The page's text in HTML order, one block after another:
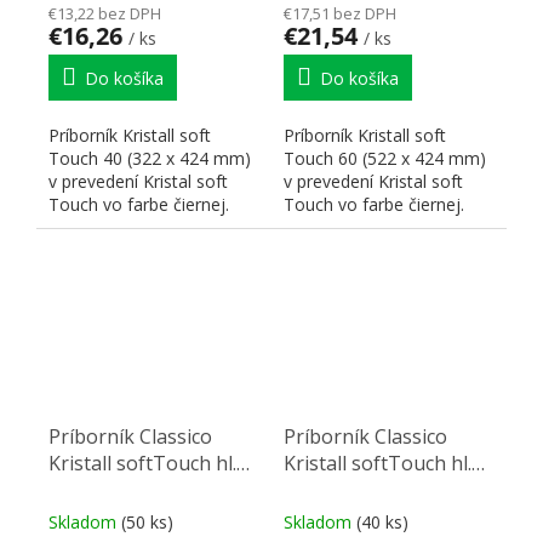
€13,22 bez DPH
€16,26 / ks
Do košíka
Príborník Kristall soft
Touch 40 (322 x 424 mm)
v prevedení Kristal soft
Touch vo farbe čiernej.
Rozmery odpovedajú...
€17,51 bez DPH
€21,54 / ks
Do košíka
Príborník Kristall soft
Touch 60 (522 x 424 mm)
v prevedení Kristal soft
Touch vo farbe čiernej.
Rozmery odpovedajú...
Príborník Classico
Kristall softTouch hl.
čierný
Skladom (50 ks)
Príborník Classico
Kristall softTouch hl.
čierný
Skladom (40 ks)